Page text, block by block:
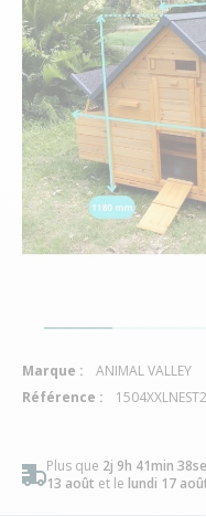
Plus que 2j 9h 41min
13 août et le lundi 17
Marque :
ANIMAL VALLEY
Référence :